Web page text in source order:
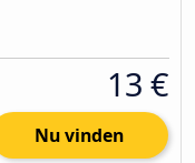
13 €
Nu vinden